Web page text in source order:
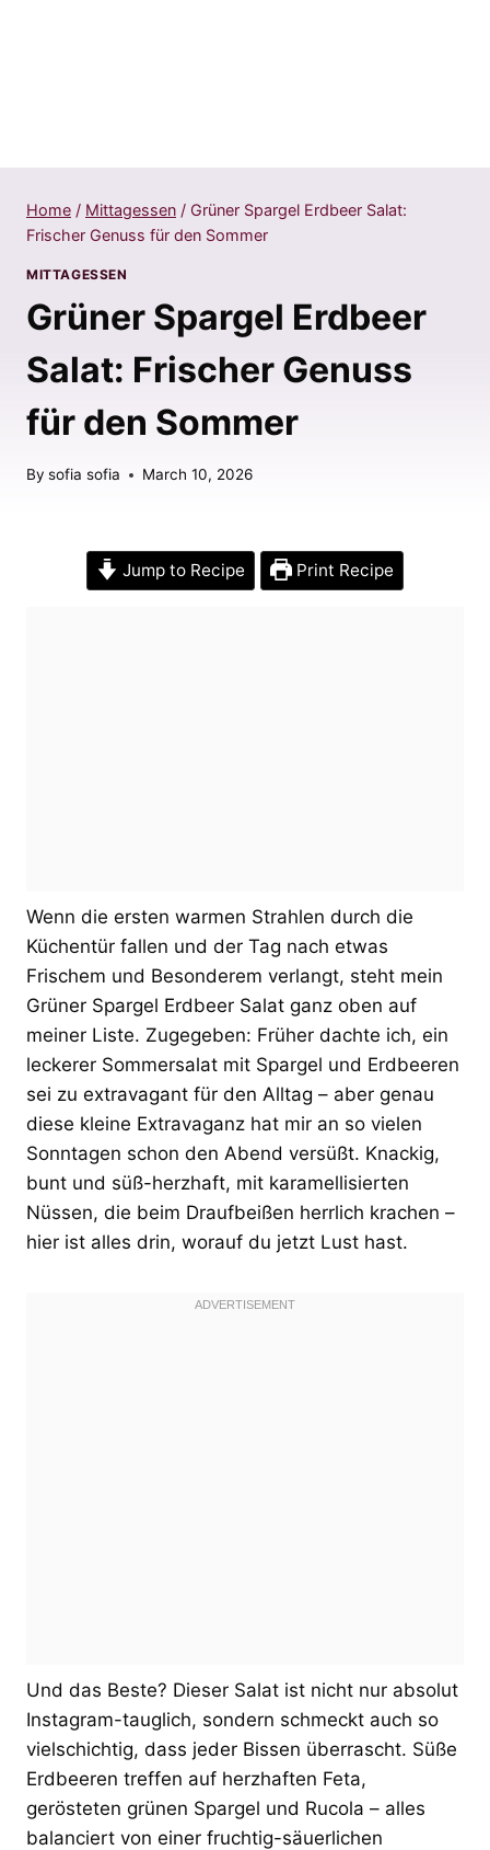
Home / Mittagessen / Grüner Spargel Erdbeer Salat:
Frischer Genuss für den Sommer
MITTAGESSEN
Grüner Spargel Erdbeer
Salat: Frischer Genuss
für den Sommer
By sofia sofia March 10, 2026
Jump to Recipe Print Recipe
Wenn die ersten warmen Strahlen durch die
Küchentür fallen und der Tag nach etwas
Frischem und Besonderem verlangt, steht mein
Grüner Spargel Erdbeer Salat ganz oben auf
meiner Liste. Zugegeben: Früher dachte ich, ein
leckerer Sommersalat mit Spargel und Erdbeeren
sei zu extravagant für den Alltag – aber genau
diese kleine Extravaganz hat mir an so vielen
Sonntagen schon den Abend versüßt. Knackig,
bunt und süß-herzhaft, mit karamellisierten
Nüssen, die beim Draufbeißen herrlich krachen –
hier ist alles drin, worauf du jetzt Lust hast.
Und das Beste? Dieser Salat ist nicht nur absolut
Instagram-tauglich, sondern schmeckt auch so
vielschichtig, dass jeder Bissen überrascht. Süße
Erdbeeren treffen auf herzhaften Feta,
gerösteten grünen Spargel und Rucola – alles
balanciert von einer fruchtig-säuerlichen